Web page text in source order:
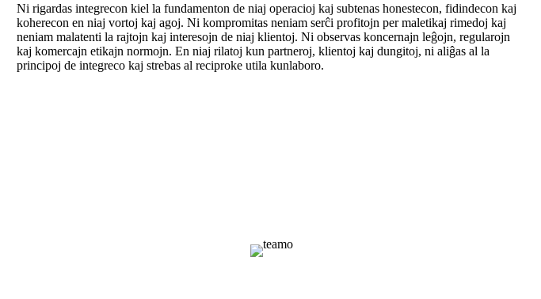
Ni rigardas integrecon kiel la fundamenton de niaj operacioj kaj subtenas honestecon, fidindecon kaj
koherecon en niaj vortoj kaj agoj. Ni kompromitas neniam serĉi profitojn per maletikaj rimedoj kaj
neniam malatenti la rajtojn kaj interesojn de niaj klientoj. Ni observas koncernajn leĝojn, regularojn
kaj komercajn etikajn normojn. En niaj rilatoj kun partneroj, klientoj kaj dungitoj, ni aliĝas al la
principoj de integreco kaj strebas al reciproke utila kunlaboro.